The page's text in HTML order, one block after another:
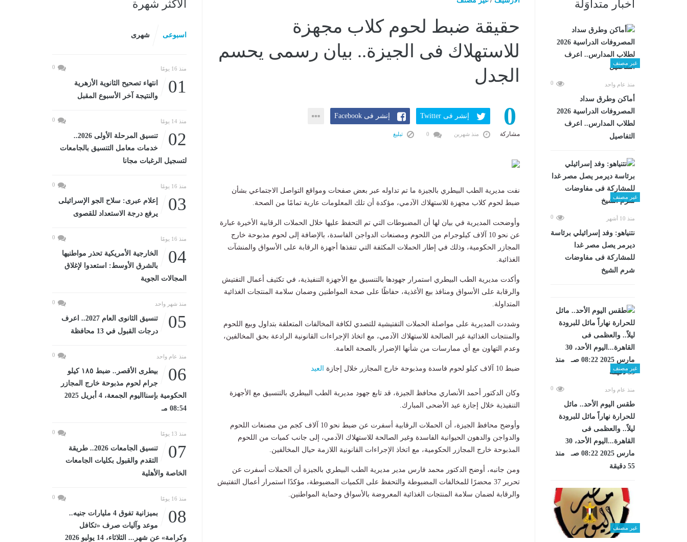
أخبار متداوَلة
غير مصنف
منذ عام واحد 0
أماكن وطرق سداد
المصروفات الدراسية 2026
لطلاب المدارس.. اعرف
التفاصيل
غير مصنف
منذ 10 أشهر 0
نتنياهو: وفد إسرائيلي برئاسة
ديرمر يصل مصر غدا
للمشاركة فى مفاوضات
شرم الشيخ
غير مصنف
منذ عام واحد 0
طقس اليوم الأحد.. مائل
للحرارة نهاراً مائل للبرودة
ليلاً.. والعظمى فى
القاهرة...اليوم الأحد، 30
مارس 2025 08:22 صـ منذ
55 دقيقة
غير مصنف
حقيقة ضبط لحوم كلاب مجهزة
للاستهلاك فى الجيزة.. بيان رسمى يحسم
الجدل
0
مشاركة
إنشر فى Twitter إنشر فى Facebook
منذ شهرين تبليغ
نفت مديرية الطب البيطري بالجيزة ما تم تداوله عبر بعض صفحات ومواقع التواصل الاجتماعي بشأن
ضبط لحوم كلاب مجهزة للاستهلاك الآدمي، مؤكدة أن تلك المعلومات عارية تمامًا من الصحة.
وأوضحت المديرية في بيان لها أن المضبوطات التي تم التحفظ عليها خلال الحملات الرقابية الأخيرة عبارة
عن نحو 10 آلاف كيلوجرام من اللحوم ومصنعات الدواجن الفاسدة، بالإضافة إلى لحوم مذبوحة خارج
المجازر الحكومية، وذلك في إطار الحملات المكثفة التي تنفذها أجهزة الرقابة على الأسواق والمنشآت
الغذائية.
وأكدت مديرية الطب البيطري استمرار جهودها بالتنسيق مع الأجهزة التنفيذية، في تكثيف أعمال التفتيش
والرقابة على الأسواق ومنافذ بيع الأغذية، حفاظًا على صحة المواطنين وضمان سلامة المنتجات الغذائية
المتداولة.
وشددت المديرية على مواصلة الحملات التفتيشية للتصدي لكافة المخالفات المتعلقة بتداول وبيع اللحوم
والمنتجات الغذائية غير الصالحة للاستهلاك الآدمي، مع اتخاذ الإجراءات القانونية الرادعة بحق المخالفين،
وعدم التهاون مع أي ممارسات من شأنها الإضرار بالصحة العامة.
ضبط 10 آلاف كيلو لحوم فاسدة ومذبوحة خارج المجازر خلال إجازة العيد
وكان الدكتور أحمد الأنصاري محافظ الجيزة، قد تابع جهود مديرية الطب البيطري بالتنسيق مع الأجهزة
التنفيذية خلال إجازة عيد الأضحى المبارك.
وأوضح محافظ الجيزة، أن الحملات الرقابية أسفرت عن ضبط نحو 10 آلاف كجم من مصنعات اللحوم
والدواجن والدهون الحيوانية الفاسدة وغير الصالحة للاستهلاك الآدمي، إلى جانب كميات من اللحوم
المذبوحة خارج المجازر الحكومية، مع اتخاذ الإجراءات القانونية اللازمة حيال المخالفين.
ومن جانبه، أوضح الدكتور محمد فارس مدير مديرية الطب البيطري بالجيزة أن الحملات أسفرت عن
تحرير 37 محضرًا للمخالفات المضبوطة والتحفظ على الكميات المضبوطة، مؤكدًا استمرار أعمال التفتيش
والرقابة لضمان سلامة المنتجات الغذائية المعروضة بالأسواق وحماية المواطنين.
الأكثر شهرة
اسبوعى شهرى
منذ 16 يومًا 0
01
انتهاء تصحيح الثانوية الأزهرية
والنتيجة آخر الأسبوع المقبل
منذ 14 يومًا 0
02
تنسيق المرحلة الأولى 2026..
خدمات معامل التنسيق بالجامعات
لتسجيل الرغبات مجانا
منذ 16 يومًا 0
03
إعلام عبرى: سلاح الجو الإسرائيلى
يرفع درجة الاستعداد للقصوى
منذ 16 يومًا 0
04
الخارجية الأمريكية تحذر مواطنيها
بالشرق الأوسط: استعدوا لإغلاق
المجالات الجوية
منذ شهر واحد 0
05
تنسيق الثانوى العام 2027.. اعرف
درجات القبول في 13 محافظة
منذ عام واحد 0
06
بيطرى الأقصر.. ضبط ١٨٥ كيلو
جرام لحوم مذبوحة خارج المجازر
الحكومية بإسنااليوم الجمعة، 4 أبريل 2025
08:54 مـ
منذ 13 يومًا 0
07
تنسيق الجامعات 2026.. طريقة
التقدم والقبول بكليات الجامعات
الخاصة والأهلية
منذ 16 يومًا 0
08
بميزانية تفوق 4 مليارات جنيه..
موعد وآليات صرف «تكافل
وكرامة» عن شهر... الثلاثاء، 14 يوليو 2026